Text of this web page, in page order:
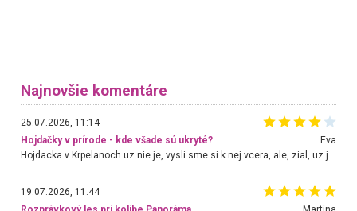
Najnovšie komentáre
25.07.2026, 11:14
Hojdačky v prírode - kde všade sú ukryté?
Eva
Hojdacka v Krpelanoch uz nie je, vysli sme si k nej vcera, ale, zial, uz je znicena. Ak sem planujete cestu len kvoli hojdacke, mozete si ju usetrit. Krasny vyhlad je tu vsak aj bez hojdacky :-)
19.07.2026, 11:44